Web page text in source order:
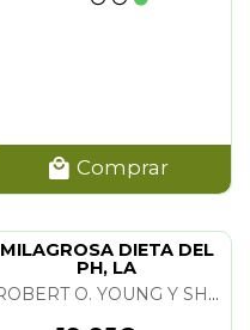
Comprar
MILAGROSA DIETA DEL
PH, LA
ROBERT O. YOUNG Y SHELLEY REDFORD YOUNG